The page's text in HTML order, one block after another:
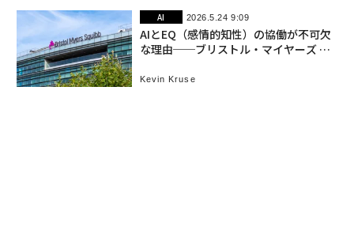
AI 2026.5.24 9:09
AIとEQ（感情的知性）の協働が不可欠
な理由──ブリストル・マイヤーズ ス
Kevin Kruse